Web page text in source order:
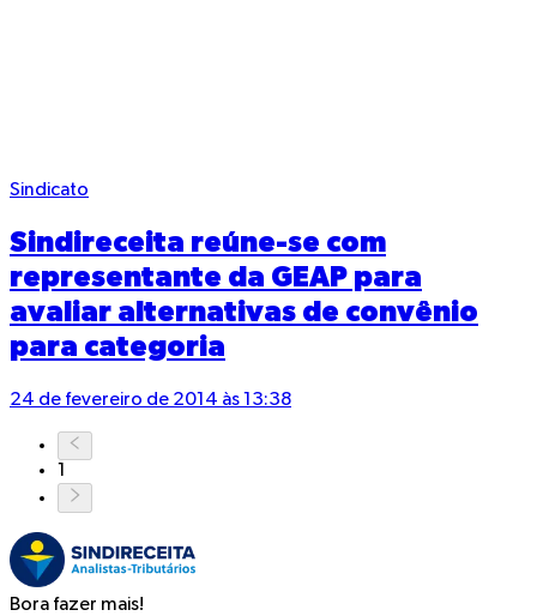
Sindicato
Sindireceita reúne-se com
representante da GEAP para
avaliar alternativas de convênio
para categoria
24 de fevereiro de 2014 às 13:38
1
Bora fazer mais!